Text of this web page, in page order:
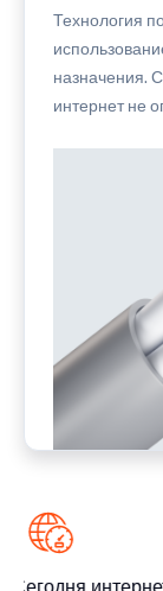
Технология
назначения.
интернет не